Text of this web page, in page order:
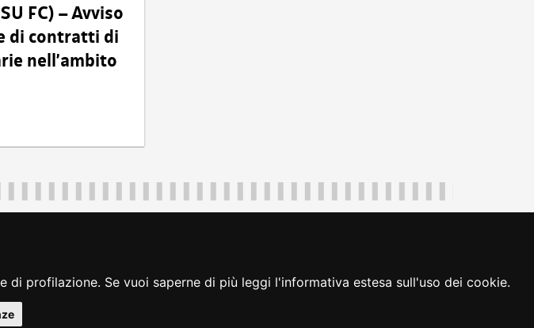
di profilazione. Se vuoi saperne di più leggi l'informativa estesa sull'uso dei cookie.
FC) – Avviso
di contratti di
nell’ambito
di accessibilità feedback cambio preferenze cookie loginFVG